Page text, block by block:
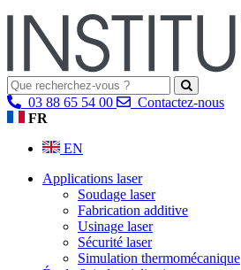
03 88 65 54 00
Contactez-nous
FR
EN
Applications laser
Soudage laser
Fabrication additive
Usinage laser
Sécurité laser
Simulation thermomécanique